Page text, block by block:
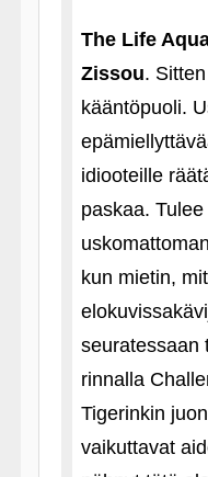
The Life
Zissou.
kääntöpuoli.
idiooteille
paskaa. Tulee
kun mietin,
seuratessaan
rinnalla
Tigerinkin
vaikuttavat